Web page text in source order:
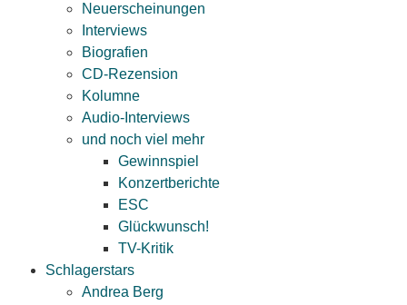
Neuerscheinungen
Interviews
Biografien
CD-Rezension
Kolumne
Audio-Interviews
und noch viel mehr
Gewinnspiel
Konzertberichte
ESC
Glückwunsch!
TV-Kritik
Schlagerstars
Andrea Berg